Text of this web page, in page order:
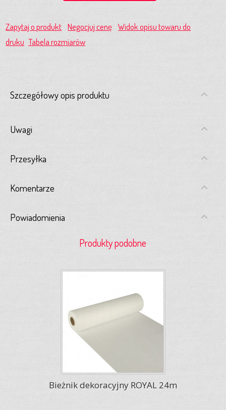
Zapytaj o produkt Negocjuj cenę Widok opisu towaru do
druku Tabela rozmiarów
Szczegółowy opis produktu
Uwagi
Przesyłka
Komentarze
Powiadomienia
Produkty podobne
Bieżnik dekoracyjny ROYAL 24m